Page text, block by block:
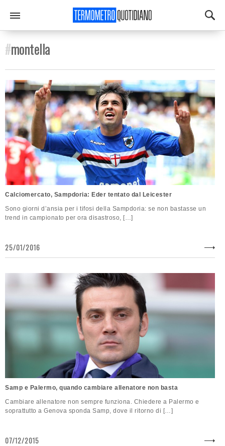
#montella
Calciomercato, Sampdoria: Eder tentato dal Leicester
Sono giorni d’ansia per i tifosi della Sampdoria: se non bastasse un
trend in campionato per ora disastroso, […]
25/01/2016
Samp e Palermo, quando cambiare allenatore non basta
Cambiare allenatore non sempre funziona. Chiedere a Palermo e
soprattutto a Genova sponda Samp, dove il ritorno di […]
07/12/2015